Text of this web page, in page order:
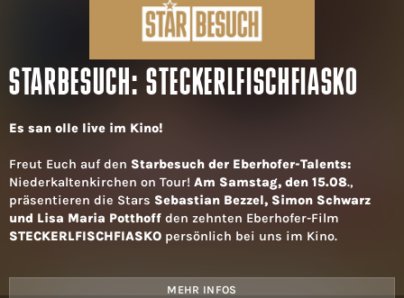
STARBESUCH: STECKERLFISCHFIASKO
Es san olle live im Kino!
Freut Euch auf den Starbesuch der Eberhofer-Talents:
Niederkaltenkirchen on Tour! Am Samstag, den 15.08.,
präsentieren die Stars Sebastian Bezzel, Simon Schwarz
und Lisa Maria Potthoff den zehnten Eberhofer-Film
STECKERLFISCHFIASKO persönlich bei uns im Kino.
MEHR INFOS